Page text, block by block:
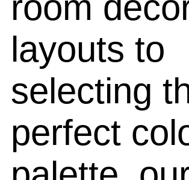
layouts to
selecting
perfect